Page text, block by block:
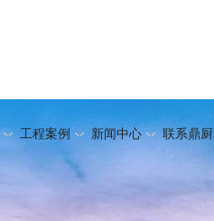
工程案例 新闻中心 联系鼎厨